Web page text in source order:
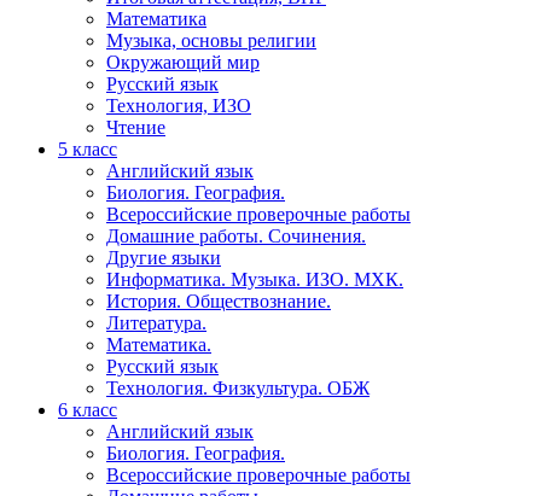
Математика
Музыка, основы религии
Окружающий мир
Русский язык
Технология, ИЗО
Чтение
5 класс
Английский язык
Биология. География.
Всероссийские проверочные работы
Домашние работы. Сочинения.
Другие языки
Информатика. Музыка. ИЗО. МХК.
История. Обществознание.
Литература.
Математика.
Русский язык
Технология. Физкультура. ОБЖ
6 класс
Английский язык
Биология. География.
Всероссийские проверочные работы